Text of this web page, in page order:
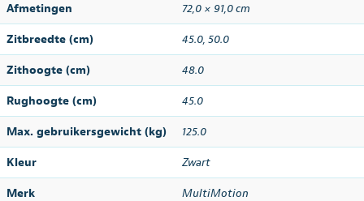
Afmetingen 72,0 × 91,0 cm
Zitbreedte (cm) 45.0, 50.0
Zithoogte (cm) 48.0
Rughoogte (cm) 45.0
Max. gebruikersgewicht (kg) 125.0
Kleur Zwart
Merk MultiMotion